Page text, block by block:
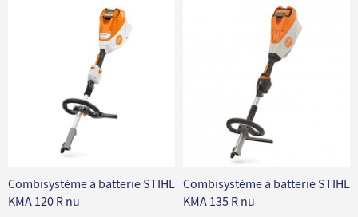
Combisystème à batterie STIHL
KMA 120 R nu
Combisystème à batterie STIHL
KMA 135 R nu